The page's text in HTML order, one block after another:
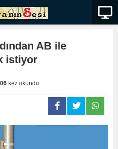
AB ile
istiyor
kez okundu.